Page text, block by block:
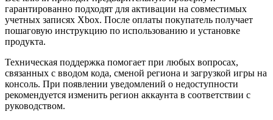
гарантированно подходят для активации на совместимых
учетных записях Xbox. После оплаты покупатель получает
пошаговую инструкцию по использованию и установке
продукта.
Техническая поддержка помогает при любых вопросах,
связанных с вводом кода, сменой региона и загрузкой игры на
консоль. При появлении уведомлений о недоступности
рекомендуется изменить регион аккаунта в соответствии с
руководством.